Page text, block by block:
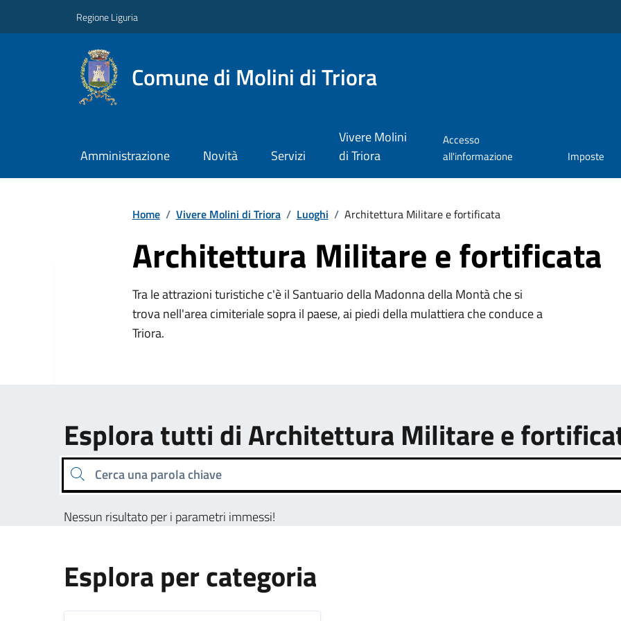
Regione Liguria
Comune di Molini di Triora
Amministrazione Novità Servizi
Vivere Molini
di Triora
Accesso
all'informazione
Imposte
Home / Vivere Molini di Triora / Luoghi / Architettura Militare e fortificata
Architettura Militare e fortificata
Tra le attrazioni turistiche c'è il Santuario della Madonna della Montà che si
trova nell'area cimiteriale sopra il paese, ai piedi della mulattiera che conduce a
Triora.
Esplora tutti di Architettura Militare e
Cerca una parola chiave
Nessun risultato per i parametri immessi!
Esplora per categoria